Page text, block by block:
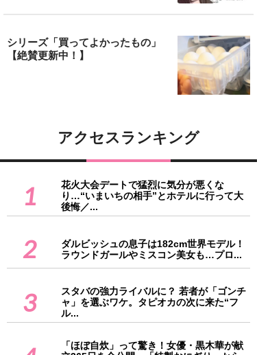
シリーズ「買ってよかったもの」
【絶賛更新中！】
アクセスランキング
1
花火大会デートで猛烈に気分が悪くな
り…“いまいちの相手”とホテルに行って大
後悔／...
2
ダルビッシュの息子は182cm世界モデル！
ラウンドガールやミスコン美女も…プロ...
3
スタバの強力ライバルに？ 若者が「ゴンチ
ャ」を選ぶワケ。タピオカの次に来た“フ
ル...
「ほぼ自炊」って驚き！女優・黒木華が献